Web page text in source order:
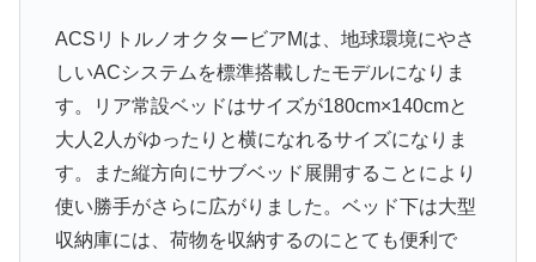
ACSリトルノオクタービアMは、地球環境にやさ
しいACシステムを標準搭載したモデルになりま
す。リア常設ベッドはサイズが180cm×140cmと
大人2人がゆったりと横になれるサイズになりま
す。また縦方向にサブベッド展開することにより
使い勝手がさらに広がりました。ベッド下は大型
収納庫には、荷物を収納するのにとても便利で